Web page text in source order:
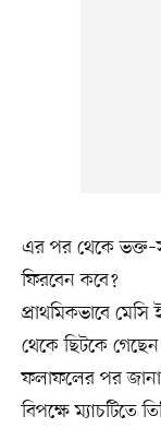
এর পর থেকে
ফিরবেন কবে?
প্রাথমিকভাবে মেসি
থেকে ছিটকে গেছেন
ফলাফলের পর জানা
বিপক্ষে ম্যাচটিতে